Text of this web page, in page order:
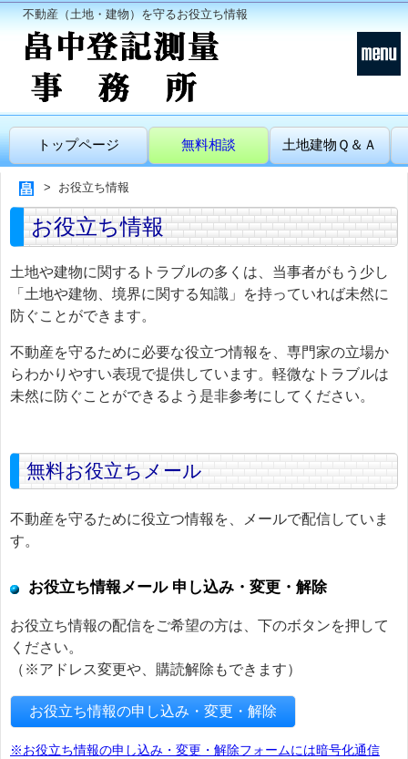
不動産（土地・建物）を守るお役立ち情報
トップページ 無料相談 土地建物Ｑ＆Ａ
お役立ち情報
お役立ち情報
土地や建物に関するトラブルの多くは、当事者がもう少し
「土地や建物、境界に関する知識」を持っていれば未然に
防ぐことができます。
不動産を守るために必要な役立つ情報を、専門家の立場か
らわかりやすい表現で提供しています。軽微なトラブルは
未然に防ぐことができるよう是非参考にしてください。
無料お役立ちメール
不動産を守るために役立つ情報を、メールで配信していま
す。
お役立ち情報メール 申し込み・変更・解除
お役立ち情報の配信をご希望の方は、下のボタンを押して
ください。
（※アドレス変更や、購読解除もできます）
お役立ち情報の申し込み・変更・解除
※お役立ち情報の申し込み・変更・解除フォームには暗号化通信